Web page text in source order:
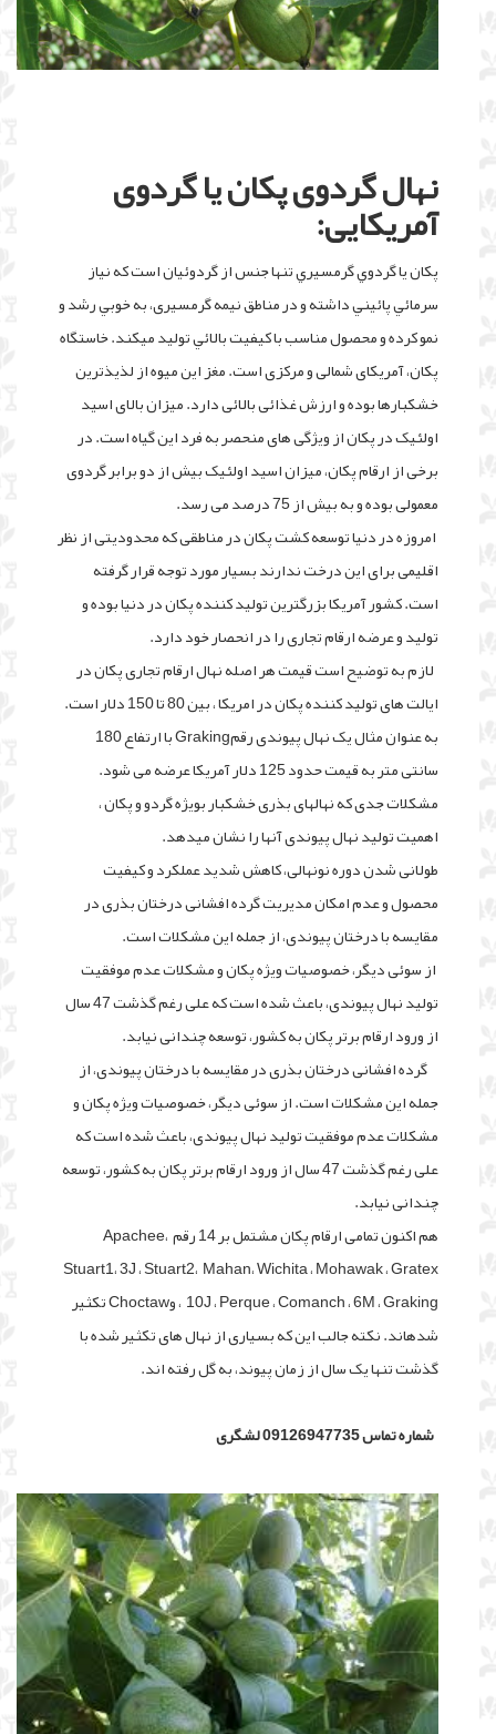
نهال گردوی پکان یا گردوی
آمریکایی:
پكان يا گردوي گرمسيري تنها جنس از گردوئيان است كه نياز
سرمائي پائيني داشته و در مناطق نیمه گرمسیری، به خوبي رشد و
نمو کرده و محصول مناسب با كيفيت بالائي توليد مي­كند. خاستگاه
پکان، آمریکای شمالی و مرکزی است. مغز این میوه از لذیذترین
خشکبارها بوده و ارزش غذائی بالائی دارد. میزان بالای اسید
اولئیک در پکان از ویژگی های منحصر به فرد این گیاه است. در
برخی از ارقام پکان، میزان اسید اولئیک بیش از دو برابر گردوی
معمولی بوده و به بیش از 75 درصد می رسد.
امروزه در دنیا توسعه كشت پكان در مناطقی که محدودیتی از نظر
اقلیمی برای این درخت ندارند بسیار مورد توجه قرار گرفته
است. کشور آمریکا بزرگترین تولید کننده پکان در دنیا بوده و
تولید و عرضه ارقام تجاری را در انحصار خود دارد.
لازم به توضیح است قیمت هر اصله نهال ارقام تجاری پکان در
ایالت های تولید کننده پکان در امریکا ، بین 80 تا 150 دلار است.
به عنوان مثال یک نهال پیوندی رقمGraking با ارتفاع 180
سانتی متر به قیمت حدود 125 دلار آمریکا عرضه می شود.
مشکلات جدی که نهال­های بذری خشکبار بویژه گردو و پکان ،
اهمیت تولید نهال پیوندی آنها را نشان می­دهد.
طولانی شدن دوره نونهالی، کاهش شدید عملکرد و کیفیت
محصول و عدم امکان مدیریت گرده افشانی درختان بذری در
مقایسه با درختان پیوندی، از جمله این مشکلات است.
از سوئی دیگر، خصوصیات ویژه پکان و مشکلات عدم موفقیت
تولید نهال پیوندی، باعث شده است که علی رغم گذشت 47 سال
از ورود ارقام برتر پکان به کشور، توسعه چندانی نیابد.
گرده افشانی درختان بذری در مقایسه با درختان پیوندی، از
جمله این مشکلات است. از سوئی دیگر، خصوصیات ویژه پکان و
مشکلات عدم موفقیت تولید نهال پیوندی، باعث شده است که
علی رغم گذشت 47 سال از ورود ارقام برتر پکان به کشور، توسعه
چندانی نیابد.
هم اکنون تمامی ارقام پکان مشتمل بر 14 رقم Apachee،
Stuart1، 3J ، Stuart2، Mahan، Wichita ، Mohawak ، Gratex
، 10J ، Perque ، Comanch ، 6M ، Graking وChoctaw تکثیر
شده­اند. نکته جالب این که بسیاری از نهال های تکثیر شده با
گذشت تنها یک سال از زمان پیوند، به گل رفته ­اند.
شماره تماس 09126947735 لشگری